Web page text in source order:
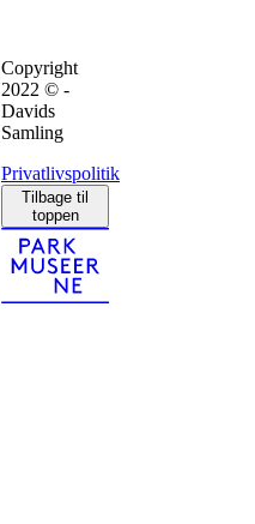
Copyright
2022 © -
Davids
Samling
Privatlivspolitik
Tilbage til
toppen